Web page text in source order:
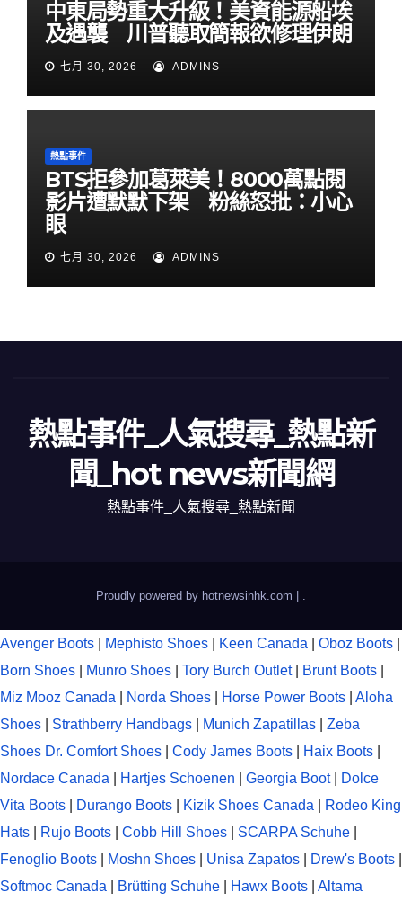
中東局勢重大升級！美資能源船埃
及遇襲 川普聽取簡報欲修理伊朗
七月 30, 2026 ADMINS
熱點事件
BTS拒參加葛萊美！8000萬點閱
影片遭默默下架 粉絲怒批：小心
眼
七月 30, 2026 ADMINS
熱點事件_人氣搜尋_熱點新
聞_hot news新聞網
熱點事件_人氣搜尋_熱點新聞
Proudly powered by hotnewsinhk.com .
Avenger Boots Mephisto Shoes Keen Canada Oboz Boots
Born Shoes
Munro Shoes Tory Burch Outlet Brunt Boots
Miz Mooz Canada
Norda Shoes Horse Power Boots
Aloha
Shoes
Strathberry Handbags Munich Zapatillas
Zeba
Shoes Dr. Comfort Shoes Cody James Boots Haix Boots
Nordace Canada
Hartjes Schoenen Georgia Boot|
Dolce
Vita Boots
Durango Boots Kizik Shoes Canada
Rodeo King
Hats
Rujo Boots Cobb Hill Shoes SCARPA Schuhe
Fenoglio Boots
Moshn Shoes Unisa Zapatos Drew's Boots
Softmoc Canada
Brütting Schuhe Hawx Boots Altama